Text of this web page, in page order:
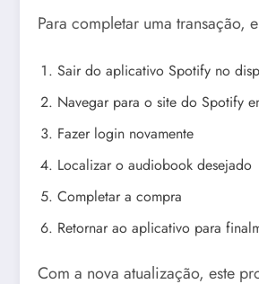
Para completar uma transação,
Sair do aplicativo Spotify no
Navegar para o site do Spotify
Fazer login novamente
Localizar o audiobook desejado
Completar a compra
Retornar ao aplicativo para
Com a nova atualização, este